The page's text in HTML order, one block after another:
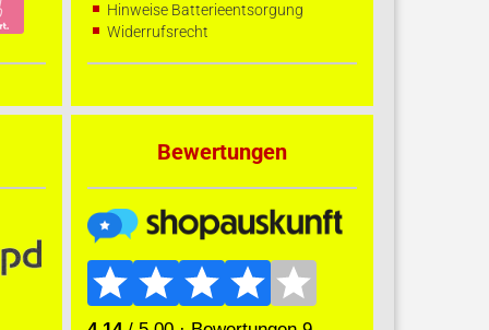
Hinweise Batterieentsorgung
Widerrufsrecht
Bewertungen